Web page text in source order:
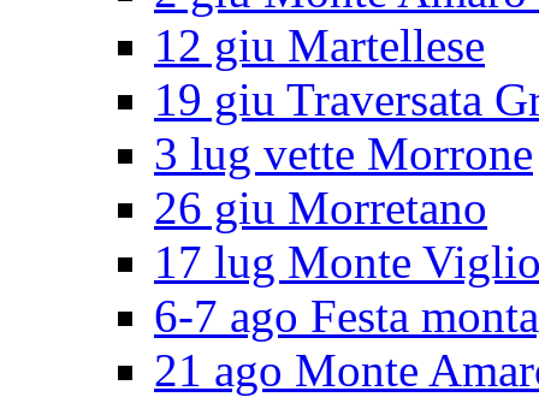
12 giu Martellese
19 giu Traversata
3 lug vette Morrone
26 giu Morretano
17 lug Monte
6-7 ago Festa
21 ago Monte